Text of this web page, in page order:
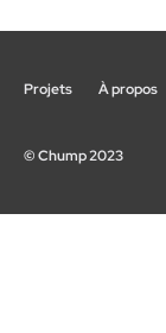
Projets À propos
© Chump 2023